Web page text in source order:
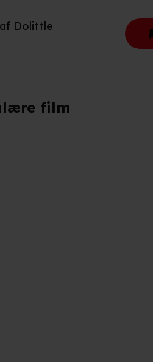
Dolittle
film